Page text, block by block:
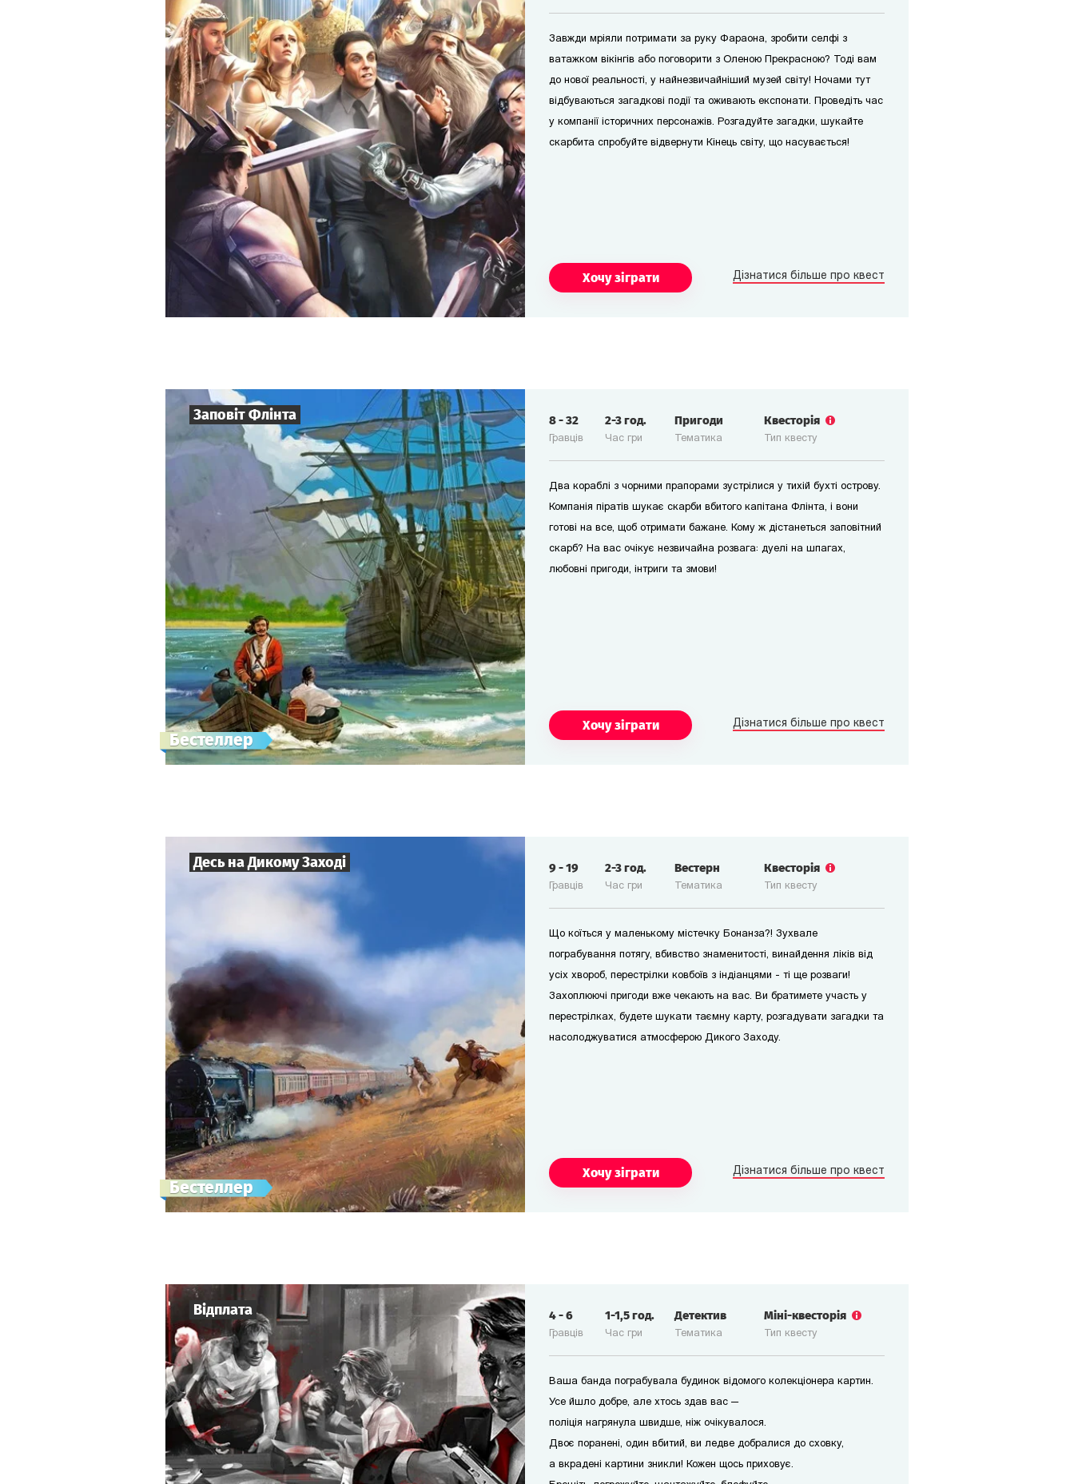
Завжди мріяли потримати за руку Фараона, зробити селфі з
ватажком вікінгів або поговорити з Оленою Прекрасною? Тоді вам
до нової реальності, у найнезвичайніший музей світу! Ночами тут
відбуваються загадкові події та оживають експонати. Проведіть час
у компанії історичних персонажів. Розгадуйте загадки, шукайте
скарбита спробуйте відвернути Кінець світу, що насувається!
Хочу зіграти Дізнатися більше про квест
Заповіт Флінта
Бестеллер
Гравців
8-32
Час гри
2-3год.
Тематика
Пригоди
Тип квесту
Квесторія
Два кораблі з чорними прапорами зустрілися у тихій бухті острову.
Компанія піратів шукає скарби вбитого капітана Флінта, і вони
готові на все, щоб отримати бажане. Кому ж дістанеться заповітний
скарб? На вас очікує незвичайна розвага: дуелі на шпагах,
любовні пригоди, інтриги та змови!
Хочу зіграти Дізнатися більше про квест
Десь на Дикому Заході
Бестеллер
Гравців
9-19
Час гри
2-3год.
Тематика
Вестерн
Тип квесту
Квесторія
Що коїться у маленькому містечку Бонанза?! Зухвале
пограбування потягу, вбивство знаменитості, винайдення ліків від
усіх хвороб, перестрілки ковбоїв з індіанцями - ті ще розваги!
Захоплюючі пригоди вже чекають на вас. Ви братимете участь у
перестрілках, будете шукати таємну карту, розгадувати загадки та
насолоджуватися атмосферою Дикого Заходу.
Хочу зіграти Дізнатися більше про квест
Відплата
Гравців
4-6
Час гри
1-1,5год.
Тематика
Детектив
Тип квесту
Міні-квесторія
Ваша банда пограбувала будинок відомого колекціонера картин.
Усе йшло добре, але хтось здав вас —
поліція нагрянула швидше, ніж очікувалося.
Двоє поранені, один вбитий, ви ледве добралися до сховку,
а вкрадені картини зникли! Кожен щось приховує.